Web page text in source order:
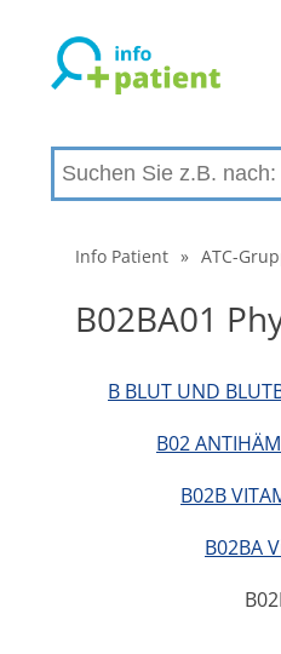
Info Patient » ATC-
B02BA01
B BLUT UND
B02
B02B
B02BA